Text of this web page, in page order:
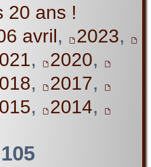
20 ans !
avril, 2023,
, 2020,
, 2017,
, 2014,
105